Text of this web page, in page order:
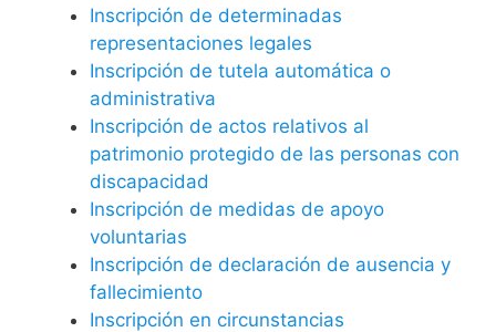
Inscripción de determinadas
representaciones legales
Inscripción de tutela automática o
administrativa
Inscripción de actos relativos al
patrimonio protegido de las personas con
discapacidad
Inscripción de medidas de apoyo
voluntarias
Inscripción de declaración de ausencia y
fallecimiento
Inscripción en circunstancias